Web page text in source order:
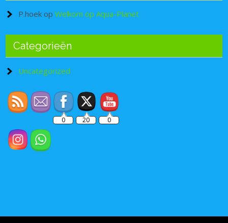
P.hoek opWelkom op Aqua-Planet
Categorieën
Uncategorized
0 20 0